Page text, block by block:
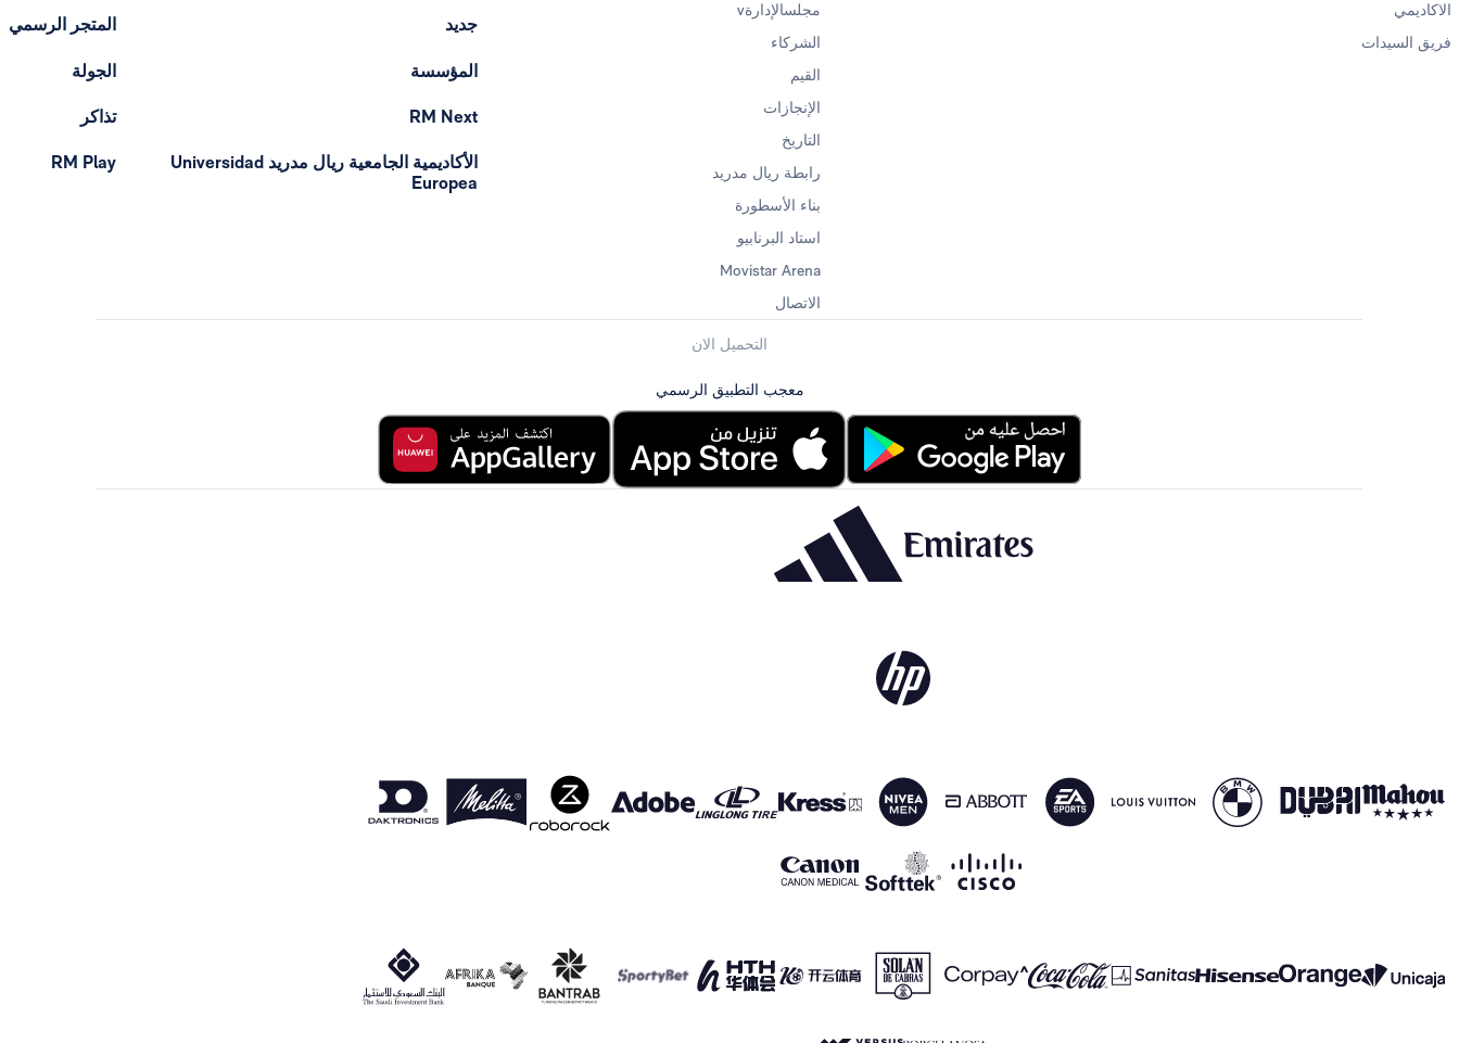
الاكاديمي
فريق السيدات
مجلسالإدارةv
الشركاء
القيم
الإنجازات
التاريخ
رابطة ريال مدريد
بناء الأسطورة
استاد البرنابيو
Movistar Arena
الاتصال
جديد
المؤسسة
RM Next
الأكاديمية الجامعية ريال مدريد Universidad
Europea
المتجر الرسمي
الجولة
تذاكر
RM Play
التحميل الان
معجب التطبيق الرسمي